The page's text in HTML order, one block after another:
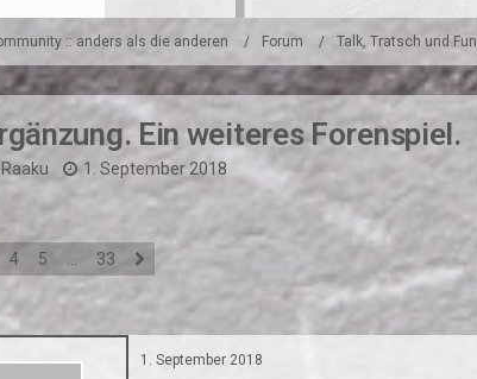
:: anders als die anderen Forum Talk, Tratsch und Fun
Ein weiteres Forenspiel.
Raaku 1. September 2018
4 5 33
1. September 2018